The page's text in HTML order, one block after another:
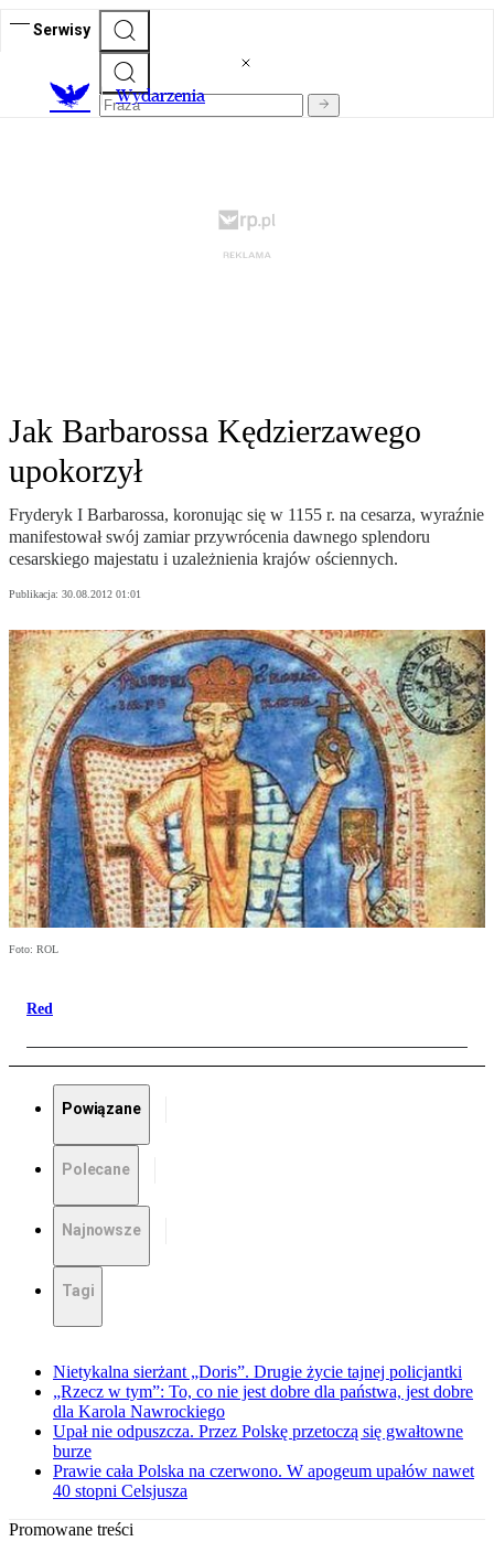
Serwisy
Wydarzenia
Jak Barbarossa Kędzierzawego
upokorzył
Fryderyk I Barbarossa, koronując się w 1155 r. na cesarza, wyraźnie
manifestował swój zamiar przywrócenia dawnego splendoru
cesarskiego majestatu i uzależnienia krajów ościennych.
Publikacja: 30.08.2012 01:01
Foto: ROL
Red
Powiązane
Polecane
Najnowsze
Tagi
Nietykalna sierżant „Doris”. Drugie życie tajnej policjantki
„Rzecz w tym”: To, co nie jest dobre dla państwa, jest dobre
dla Karola Nawrockiego
Upał nie odpuszcza. Przez Polskę przetoczą się gwałtowne
burze
Prawie cała Polska na czerwono. W apogeum upałów nawet
40 stopni Celsjusza
Promowane treści